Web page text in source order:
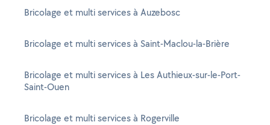
Bricolage et multi services à Auzebosc
Bricolage et multi services à Saint-Maclou-la-Brière
Bricolage et multi services à Les Authieux-sur-le-Port-
Saint-Ouen
Bricolage et multi services à Rogerville